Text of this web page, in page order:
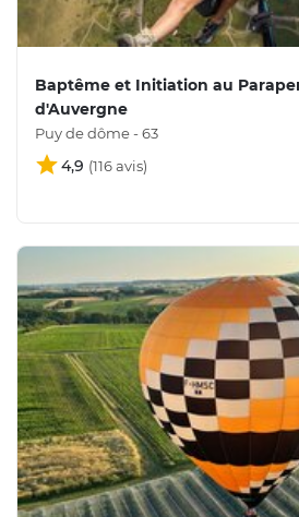
Baptême et Initiation au
d'Auvergne
Puy de dôme - 63
4,9